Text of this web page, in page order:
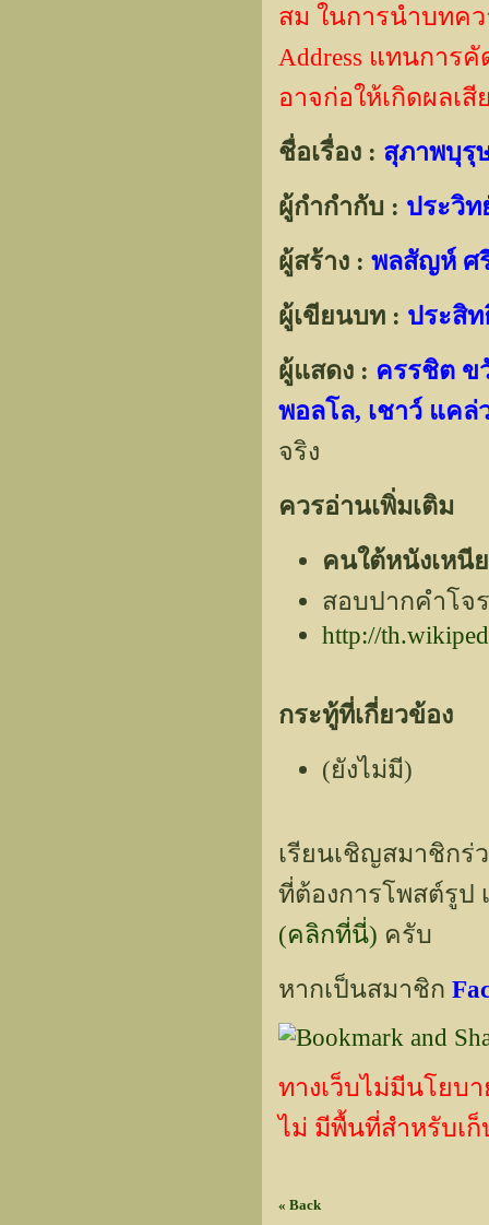
สม ในการนำบทค
Address แทนกา
อาจก่อให้เกิดผลเ
ชื่อเรื่อง : สุภาพบุรุ
ผู้กำกำกับ : ประวิท
ผู้สร้าง : พลสัญห์ ศ
ผู้เขียนบท : ประสิท
ผู้แสดง : ครรชิต ข
พอลโล, เชาว์ แค
จริง
ควรอ่านเพิ่มเติม
คนใต้หนังเหนี
สอบปากคำโจ
http://
กระทู้ที่เกี่ยวข้อง
(ยังไม่มี)
เรียนเชิญสมาชิกร่
ที่ต้องการโพสต์รูป
(คลิกที่นี่) ครับ
หากเป็นสมาชิก
ทางเว็บไม่มีนโยบ
ไม่ มีพื้นที่สำหรับเ
« Back